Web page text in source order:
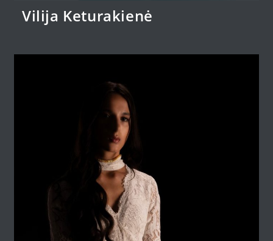
Vilija Keturakienė